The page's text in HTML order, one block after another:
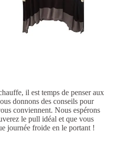
il est temps de penser aux
donnons des conseils pour
conviennent. Nous espérons
le pull idéal et que vous
journée froide en le portant !